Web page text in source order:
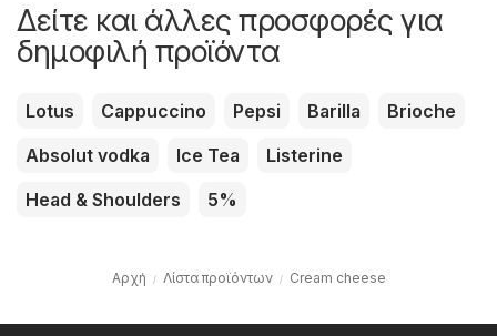
Δείτε και άλλες προσφορές για
δημοφιλή προϊόντα
Lotus Cappuccino Pepsi Barilla
Brioche
Absolut vodka
Ice Tea
Listerine
Head & Shoulders
5%
Αρχή Λίστα προϊόντων Cream cheese